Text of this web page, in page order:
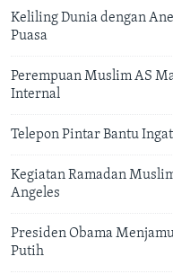
Keliling Dunia dengan
Puasa
Perempuan Muslim AS
Internal
Telepon Pintar Bantu
Kegiatan Ramadan
Angeles
Presiden Obama
Putih